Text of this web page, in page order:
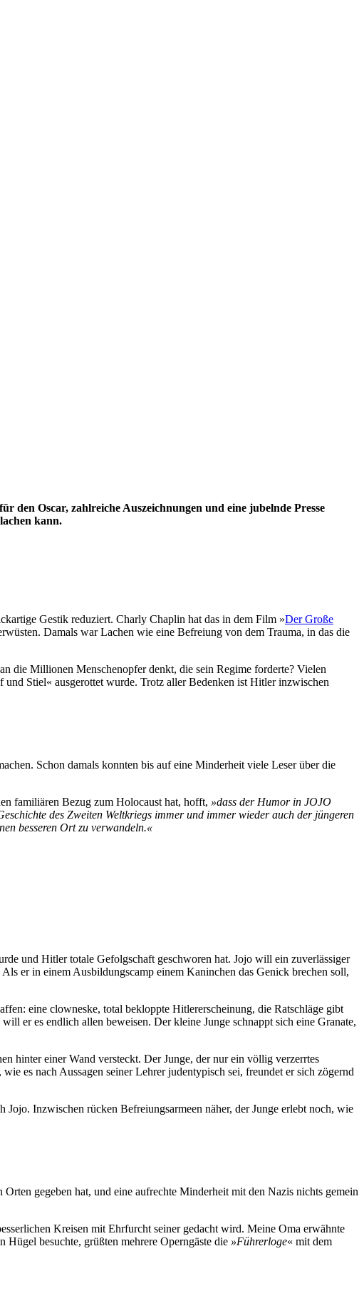
den Oscar, zahlreiche Auszeichnungen und eine jubelnde Presse
kann.
Gestik reduziert. Charly Chaplin hat das in dem Film »Der Große
Damals war Lachen wie eine Befreiung von dem Trauma, in das die
die Millionen Menschenopfer denkt, die sein Regime forderte? Vielen
Stiel« ausgerottet wurde. Trotz aller Bedenken ist Hitler inzwischen
Schon damals konnten bis auf eine Minderheit viele Leser über die
familiären Bezug zum Holocaust hat, hofft, »dass der Humor in JOJO
des Zweiten Weltkriegs immer und immer wieder auch der jüngeren
besseren Ort zu verwandeln.«
und Hitler totale Gefolgschaft geschworen hat. Jojo will ein zuverlässiger
er in einem Ausbildungscamp einem Kaninchen das Genick brechen soll,
eine clowneske, total bekloppte Hitlererscheinung, die Ratschläge gibt
er es endlich allen beweisen. Der kleine Junge schnappt sich eine Granate,
hinter einer Wand versteckt. Der Junge, der nur ein völlig verzerrtes
es nach Aussagen seiner Lehrer judentypisch sei, freundet er sich zögernd
Inzwischen rücken Befreiungsarmeen näher, der Junge erlebt noch, wie
gegeben hat, und eine aufrechte Minderheit mit den Nazis nichts gemein
Kreisen mit Ehrfurcht seiner gedacht wird. Meine Oma erwähnte
besuchte, grüßten mehrere Operngäste die »Führerloge« mit dem